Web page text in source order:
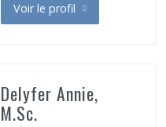
Voir le profil
de Dansereau Catherine
Delyfer Annie,
M.Sc.